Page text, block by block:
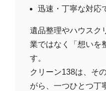
迅速・丁寧な対応
遺品整理やハウスク
業ではなく「想いを
す。
クリーン138は、そ
がら、一つひとつ丁